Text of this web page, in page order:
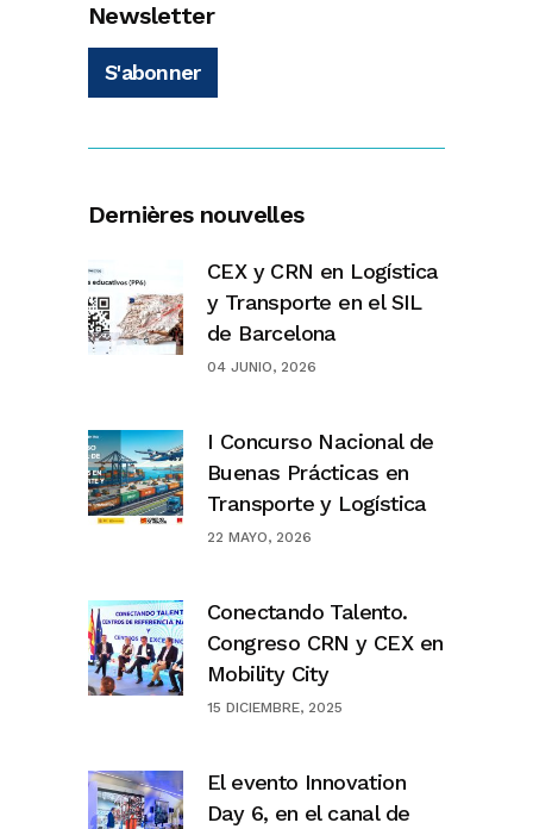
Newsletter
S'abonner
Dernières nouvelles
CEX y CRN en Logística
y Transporte en el SIL
de Barcelona
04 JUNIO, 2026
I Concurso Nacional de
Buenas Prácticas en
Transporte y Logística
22 MAYO, 2026
Conectando Talento.
Congreso CRN y CEX en
Mobility City
15 DICIEMBRE, 2025
El evento Innovation
Day 6, en el canal de